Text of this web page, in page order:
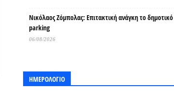
Νικόλαος Ζόμπολας: Επιτακτική ανάγκη το δημοτικό
parking
06/08/2026
ΗΜΕΡΟΛΟΓΙΟ